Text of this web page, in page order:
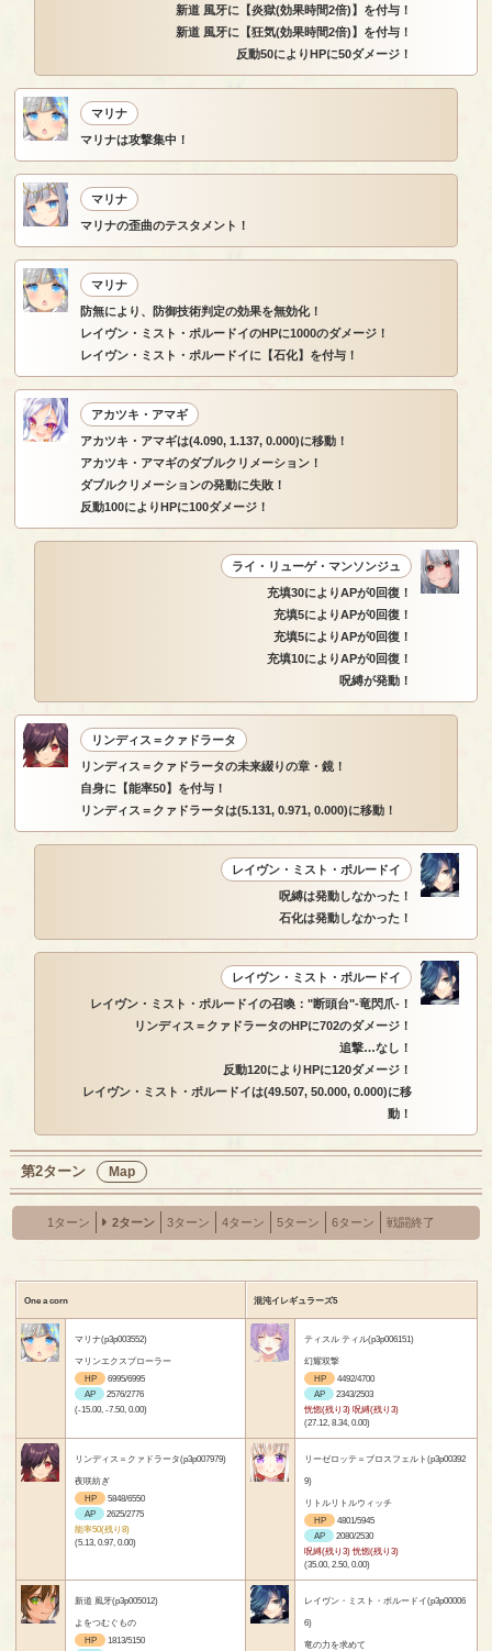
新道 風牙に【炎獄(効果時間2倍)】を付与！
新道 風牙に【狂気(効果時間2倍)】を付与！
反動50によりHPに50ダメージ！
マリナ
マリナは攻撃集中！
マリナ
マリナの歪曲のテスタメント！
マリナ
防無により、防御技術判定の効果を無効化！
レイヴン・ミスト・ポルードイのHPに1000のダメージ！
レイヴン・ミスト・ポルードイに【石化】を付与！
アカツキ・アマギ
アカツキ・アマギは(4.090, 1.137, 0.000)に移動！
アカツキ・アマギのダブルクリメーション！
ダブルクリメーションの発動に失敗！
反動100によりHPに100ダメージ！
ライ・リューゲ・マンソンジュ
充填30によりAPが0回復！
充填5によりAPが0回復！
充填5によりAPが0回復！
充填10によりAPが0回復！
呪縛が発動！
リンディス＝クァドラータ
リンディス＝クァドラータの未来綴りの章・鏡！
自身に【能率50】を付与！
リンディス＝クァドラータは(5.131, 0.971, 0.000)に移動！
レイヴン・ミスト・ポルードイ
呪縛は発動しなかった！
石化は発動しなかった！
レイヴン・ミスト・ポルードイ
レイヴン・ミスト・ポルードイの召喚："断頭台"-竜閃爪-！
リンディス＝クァドラータのHPに702のダメージ！
追撃…なし！
反動120によりHPに120ダメージ！
レイヴン・ミスト・ポルードイは(49.507, 50.000, 0.000)に移
動！
第2ターン Map
1ターン 2ターン 3ターン 4ターン 5ターン 6ターン 戦闘終了
One a corn 混沌イレギュラーズ5
マリナ(p3p003552)
マリンエクスプローラー
HP
6995/6995
AP
2576/2776
(-15.00, -7.50, 0.00)
ティスル ティル(p3p006151)
幻耀双撃
HP
4492/4700
AP
2343/2503
恍惚(残り3) 呪縛(残り3)
(27.12, 8.34, 0.00)
リンディス＝クァドラータ(p3p007979)
夜咲紡ぎ
HP
5848/6550
AP
2625/2775
能率50(残り8)
(5.13, 0.97, 0.00)
リーゼロッテ＝ブロスフェルト(p3p00392
9)
リトルリトルウィッチ
HP
4801/5945
AP
2080/2530
呪縛(残り3) 恍惚(残り3)
(35.00, 2.50, 0.00)
新道 風牙(p3p005012)
よをつむぐもの
HP
1813/5150
レイヴン・ミスト・ポルードイ(p3p00006
6)
竜の力を求めて